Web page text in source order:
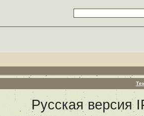
Русская версия